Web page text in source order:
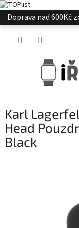
Přejít
na
Doprava nad 600Kč
Karl
Head
Black